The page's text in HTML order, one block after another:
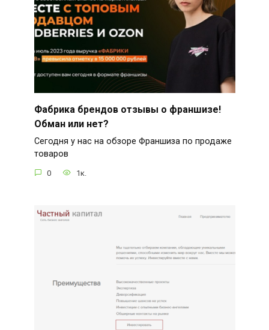
Фабрика брендов отзывы о франшизе!
Обман или нет?
Сегодня у нас на обзоре Франшиза по продаже
товаров
0 1к.